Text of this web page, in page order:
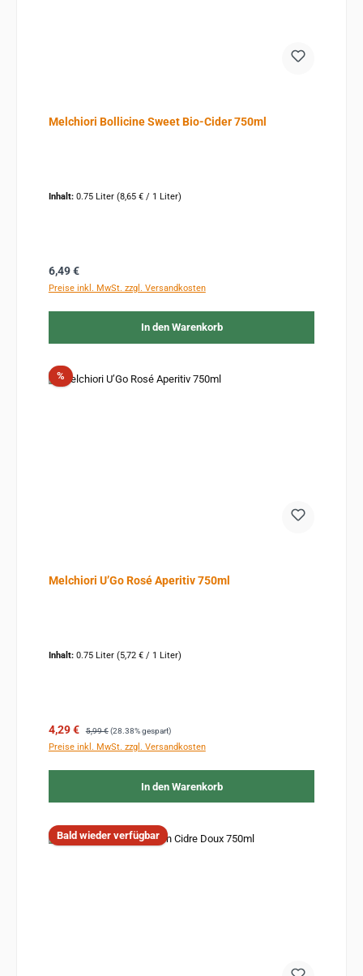
Melchiori Bollicine Sweet Bio-Cider 750ml
Inhalt: 0.75 Liter (8,65 € / 1 Liter)
Regulärer Preis:
6,49 €
Preise inkl. MwSt. zzgl. Versandkosten
In den Warenkorb
%Rabatt
Melchiori U’Go Rosé Aperitiv 750ml
Inhalt: 0.75 Liter (5,72 € / 1 Liter)
Verkaufspreis:
4,29 € Regulärer Preis:
5,99 € (28.38% gespart)
Preise inkl. MwSt. zzgl. Versandkosten
In den Warenkorb
Bald wieder verfügbar